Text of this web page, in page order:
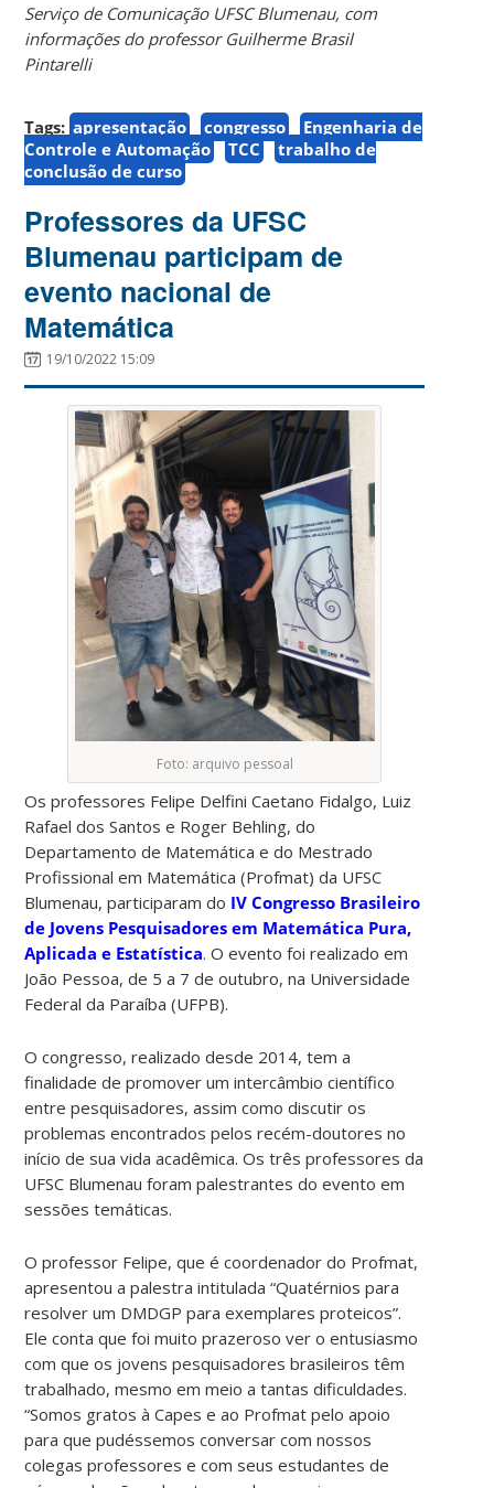
Serviço de Comunicação UFSC Blumenau, com
informações do professor Guilherme Brasil
Pintarelli
Tags: apresentação congresso
Engenharia de
Controle e Automação
TCC
trabalho de
conclusão de curso
Professores da UFSC
Blumenau participam de
evento nacional de
Matemática
19/10/2022 15:09
Foto: arquivo pessoal
Os professores Felipe Delfini Caetano Fidalgo, Luiz
Rafael dos Santos e Roger Behling, do
Departamento de Matemática e do Mestrado
Profissional em Matemática (Profmat) da UFSC
Blumenau, participaram do IV Congresso Brasileiro
de Jovens Pesquisadores em Matemática Pura,
Aplicada e Estatística. O evento foi realizado em
João Pessoa, de 5 a 7 de outubro, na Universidade
Federal da Paraíba (UFPB).
O congresso, realizado desde 2014, tem a
finalidade de promover um intercâmbio científico
entre pesquisadores, assim como discutir os
problemas encontrados pelos recém-doutores no
início de sua vida acadêmica. Os três professores da
UFSC Blumenau foram palestrantes do evento em
sessões temáticas.
O professor Felipe, que é coordenador do Profmat,
apresentou a palestra intitulada “Quatérnios para
resolver um DMDGP para exemplares proteicos”.
Ele conta que foi muito prazeroso ver o entusiasmo
com que os jovens pesquisadores brasileiros têm
trabalhado, mesmo em meio a tantas dificuldades.
“Somos gratos à Capes e ao Profmat pelo apoio
para que pudéssemos conversar com nossos
colegas professores e com seus estudantes de